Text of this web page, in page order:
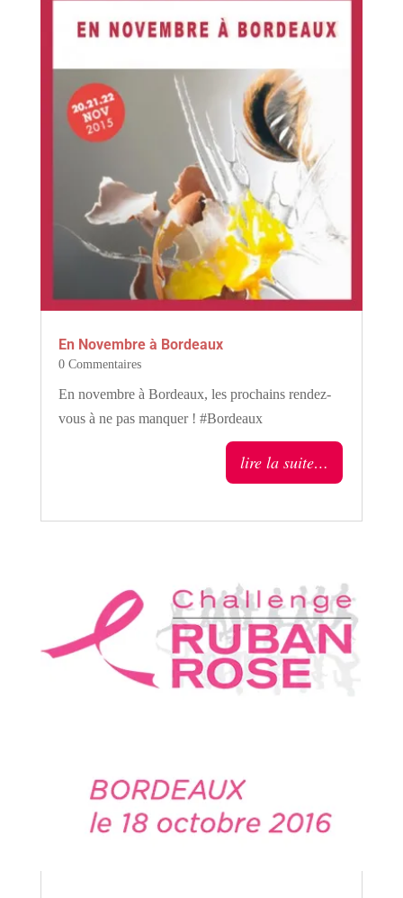
En Novembre à Bordeaux
0 Commentaires
En novembre à Bordeaux, les prochains rendez-
vous à ne pas manquer ! #Bordeaux
lire la suite…